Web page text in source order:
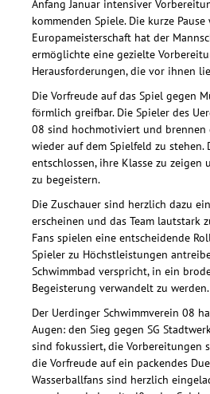
Anfang Januar intensiver
kommenden Spiele. Die kurze
Europameisterschaft hat der
ermöglichte eine gezielte
Herausforderungen, die vor ihnen
Die Vorfreude auf das Spiel gegen
förmlich greifbar. Die Spieler des
08 sind hochmotiviert und brennen
wieder auf dem Spielfeld zu stehen.
entschlossen, ihre Klasse zu zeigen
zu begeistern.
Die Zuschauer sind herzlich dazu
erscheinen und das Team lautstark
Fans spielen eine entscheidende
Spieler zu Höchstleistungen
Schwimmbad verspricht, in ein
Begeisterung verwandelt zu werden.
Der Uerdinger Schwimmverein 08
Augen: den Sieg gegen SG
sind fokussiert, die Vorbereitungen
die Vorfreude auf ein packendes
Wasserballfans sind herzlich